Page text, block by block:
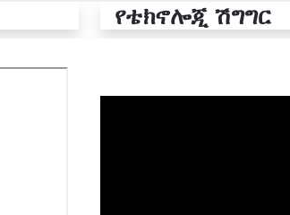
የቴክኖሎጂ ሽግግር